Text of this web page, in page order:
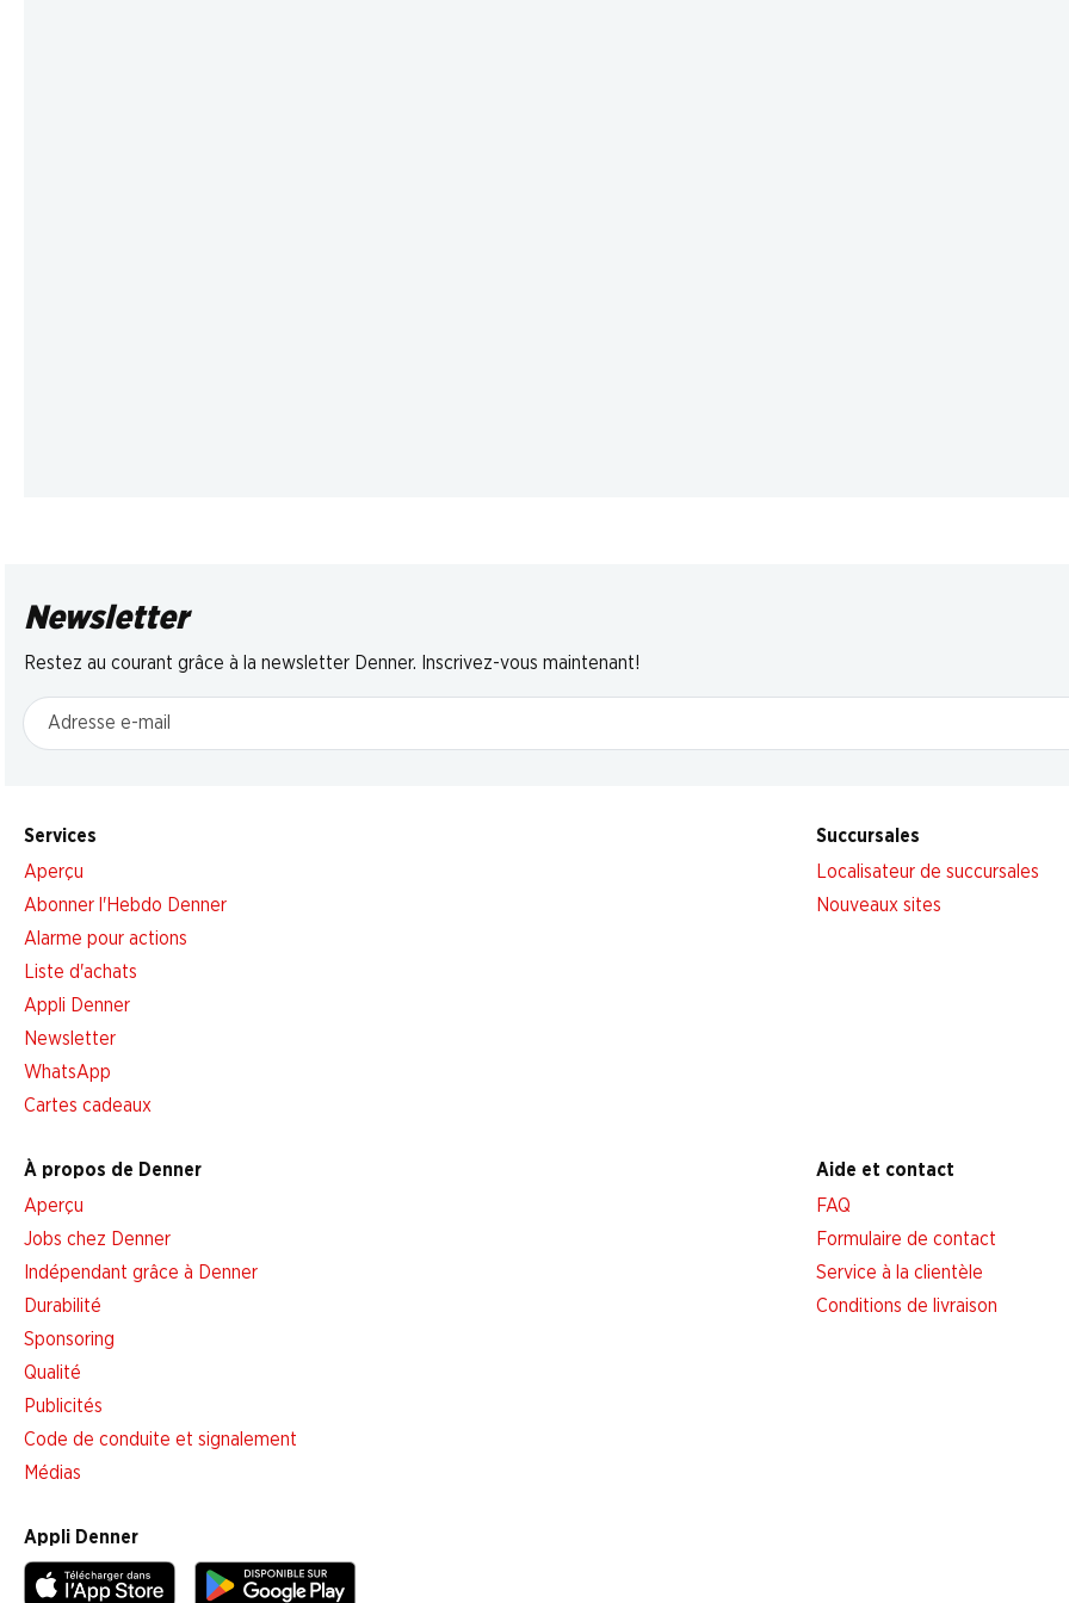
Newsletter
Restez au courant grâce à la newsletter Denner. Inscrivez-vous maintenant!
Adresse e-mail
Services
Aperçu
Abonner l'Hebdo Denner
Alarme pour actions
Liste d'achats
Appli Denner
Newsletter
WhatsApp
Cartes cadeaux
Succursales
Localisateur de succursales
Nouveaux sites
À propos de Denner
Aperçu
Jobs chez Denner
Indépendant grâce à Denner
Durabilité
Sponsoring
Qualité
Publicités
Code de conduite et signalement
Médias
Aide et contact
FAQ
Formulaire de contact
Service à la clientèle
Conditions de livraison
Appli Denner